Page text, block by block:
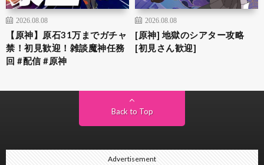
2026.08.08
【原神】原石31万までガチャ
禁！初見歓迎！雑談魔神任務
回 #配信 #原神
2026.08.08
[原神] 地獄のシアター攻略
[初見さん歓迎]
Back to Top
Advertisement